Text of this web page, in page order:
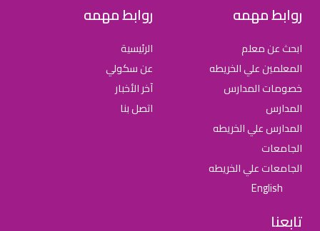
روابط مهمه
ابحث عن معلم
المعلمين علي الخريطه
خصومات المدارس
المدارس
المدارس علي الخريطه
الجامعات
الجامعات علي الخريطه
English
روابط مهمه
الرئيسية
عن سكولي
آخر الأخبار
اتصل بنا
تابعنا